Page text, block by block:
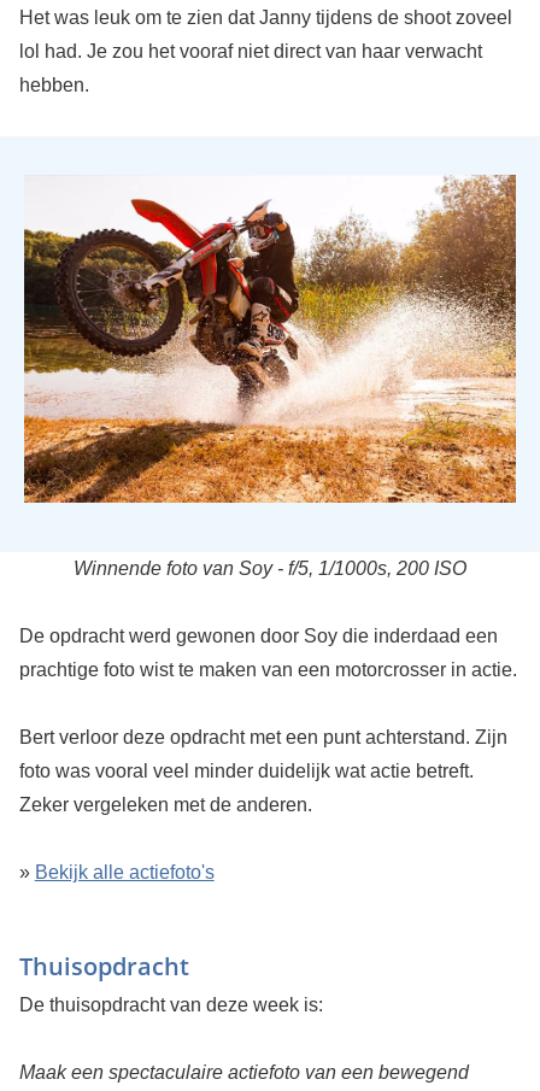
Het was leuk om te zien dat Janny tijdens de shoot zoveel
lol had. Je zou het vooraf niet direct van haar verwacht
hebben.
Winnende foto van Soy - f/5, 1/1000s, 200 ISO
De opdracht werd gewonen door Soy die inderdaad een
prachtige foto wist te maken van een motorcrosser in actie.
Bert verloor deze opdracht met een punt achterstand. Zijn
foto was vooral veel minder duidelijk wat actie betreft.
Zeker vergeleken met de anderen.
» Bekijk alle actiefoto's
Thuisopdracht
De thuisopdracht van deze week is:
Maak een spectaculaire actiefoto van een bewegend